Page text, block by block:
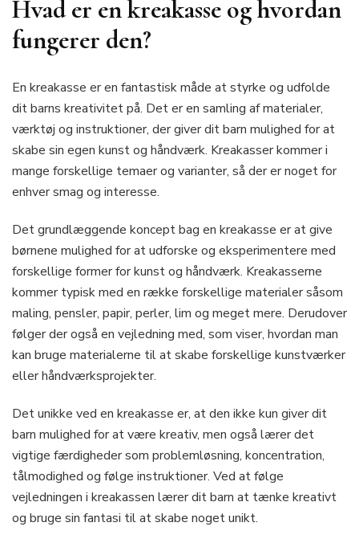
Hvad er en kreakasse og hvordan
fungerer den?
En kreakasse er en fantastisk måde at styrke og udfolde
dit barns kreativitet på. Det er en samling af materialer,
værktøj og instruktioner, der giver dit barn mulighed for at
skabe sin egen kunst og håndværk. Kreakasser kommer i
mange forskellige temaer og varianter, så der er noget for
enhver smag og interesse.
Det grundlæggende koncept bag en kreakasse er at give
børnene mulighed for at udforske og eksperimentere med
forskellige former for kunst og håndværk. Kreakasserne
kommer typisk med en række forskellige materialer såsom
maling, pensler, papir, perler, lim og meget mere. Derudover
følger der også en vejledning med, som viser, hvordan man
kan bruge materialerne til at skabe forskellige kunstværker
eller håndværksprojekter.
Det unikke ved en kreakasse er, at den ikke kun giver dit
barn mulighed for at være kreativ, men også lærer det
vigtige færdigheder som problemløsning, koncentration,
tålmodighed og følge instruktioner. Ved at følge
vejledningen i kreakassen lærer dit barn at tænke kreativt
og bruge sin fantasi til at skabe noget unikt.